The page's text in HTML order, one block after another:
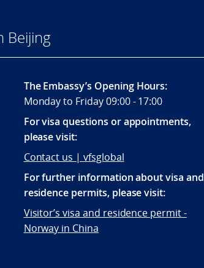
Beijing
The Embassy’s Opening Hours:
Monday to Friday 09:00 - 17:00
For visa questions or appointments,
please visit:
Contact us | vfsglobal
For further information about visa and
residence permits, please visit:
Visitor’s visa and residence permit -
Norway in China